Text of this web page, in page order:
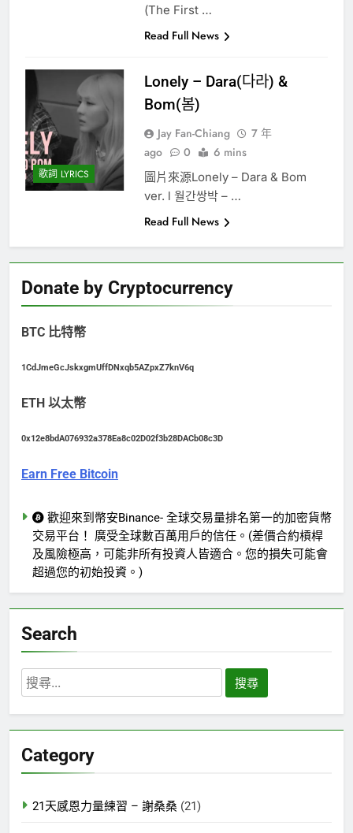
(The First …
Read Full News
歌詞 LYRICS
Lonely – Dara(다라) &
Bom(봄)
Jay Fan-Chiang
7 年
ago
0 6 mins
圖片來源Lonely – Dara & Bom
ver. l 월간쌍박 – …
Read Full News
Donate by Cryptocurrency
BTC 比特幣
1CdJmeGcJskxgmUffDNxqb5AZpxZ7knV6q
ETH 以太幣
0x12e8bdA076932a378Ea8c02D02f3b28DACb08c3D
Earn Free Bitcoin
歡迎來到幣安Binance- 全球交易量排名第一的加密貨幣
交易平台！ 廣受全球數百萬用戶的信任。(差價合約槓桿
及風險極高，可能非所有投資人皆適合。您的損失可能會
超過您的初始投資。)
Search
搜
尋
字:
Category
21天感恩力量練習 – 謝桑桑 (21)